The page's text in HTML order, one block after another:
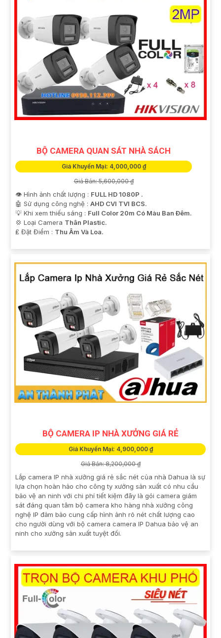
BỘ CAMERA QUAN SÁT NHÀ SÁCH
Giá Khuyến Mại: 4,000,000 ₫
Giá Bán: 5,600,000 ₫
👁 Hình ảnh chất lượng : FULL HD 1080P .
🤖️ Sử dụng công nghệ : AHD CVI TVI BCS.
💡 Khi xem thiếu sáng : Full Color 20m Có Màu Ban Ðêm.
💢 Loại Camera Thân Plastic.
️₤ Đặt Điểm : Thu Âm Và Loa.
BỘ CAMERA IP NHÀ XƯỞNG GIÁ RẺ
Giá Khuyến Mại: 4,900,000 ₫
Giá Bán: 8,200,000 ₫
Lắp camera IP nhà xưởng giá rẻ sắc nét của nhà Dahua là sự
lựa chọn hoàn hảo cho công ty xưởng sản xuất có nhu cầu
bảo vệ an ninh với chi phí tiết kiệm đây là gói camera giám
sát đáng quan tâm bộ camera kho hàng nhà xưởng công
nghệ IP đảm bảo cung cấp hình ảnh rõ nét chất lượng cao
cho người dùng với bộ camera camera IP Dahua bảo vệ an
ninh cho xưởng sản xuất tuyệt đối.